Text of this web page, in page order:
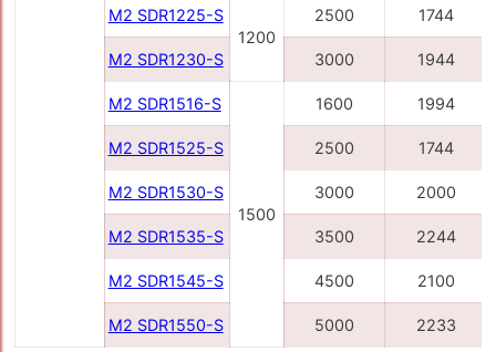
M2 SDR1225-S
1200
2500 1744
M2 SDR1230-S 3000 1944
M2 SDR1516-S
1500
1600 1994
M2 SDR1525-S 2500 1744
M2 SDR1530-S 3000 2000
M2 SDR1535-S 3500 2244
M2 SDR1545-S 4500 2100
M2 SDR1550-S 5000 2233